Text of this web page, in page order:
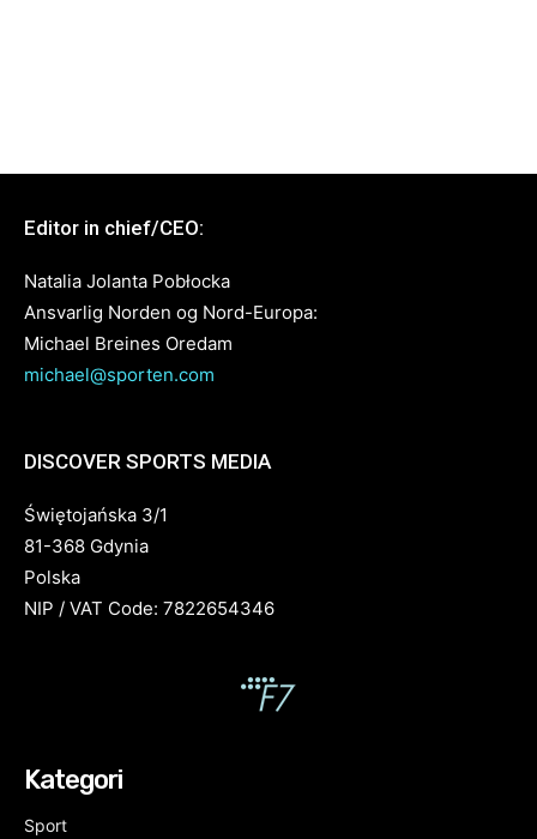
Editor in chief/CEO:
Natalia Jolanta Pobłocka
Ansvarlig Norden og Nord-Europa:
Michael Breines Oredam
michael@sporten.com
DISCOVER SPORTS MEDIA
Świętojańska 3/1
81-368 Gdynia
Polska
NIP / VAT Code: 7822654346
Kategori
Sport